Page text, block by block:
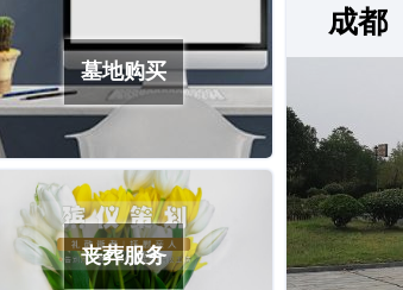
墓地购买
丧葬服务
成都